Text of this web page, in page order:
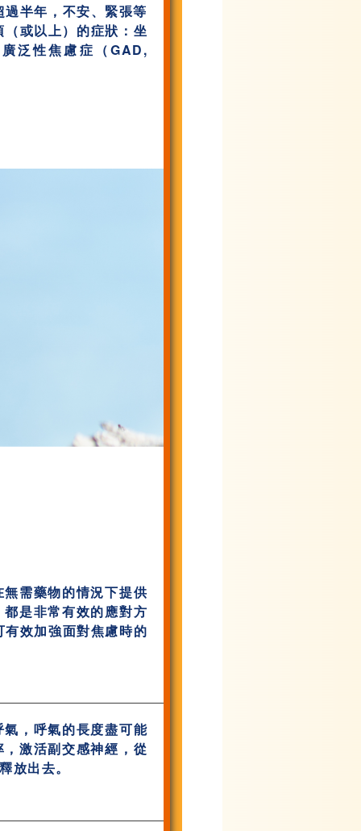
半年，不安、緊張等
或以上）的症狀：坐
泛性焦慮症（GAD,
需藥物的情況下提供
是非常有效的應對方
效加強面對焦慮時的
，呼氣的長度盡可能
激活副交感神經，從
放出去。